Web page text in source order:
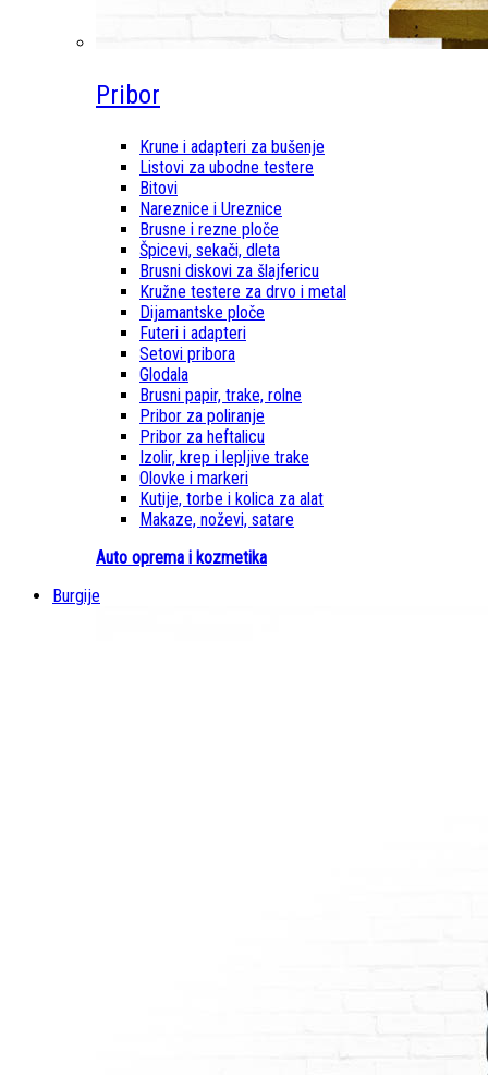
Pribor
Krune i adapteri za bušenje
Listovi za ubodne testere
Bitovi
Nareznice i Ureznice
Brusne i rezne ploče
Špicevi, sekači, dleta
Brusni diskovi za šlajfericu
Kružne testere za drvo i metal
Dijamantske ploče
Futeri i adapteri
Setovi pribora
Glodala
Brusni papir, trake, rolne
Pribor za poliranje
Pribor za heftalicu
Izolir, krep i lepljive trake
Olovke i markeri
Kutije, torbe i kolica za alat
Makaze, noževi, satare
Auto oprema i kozmetika
Burgije